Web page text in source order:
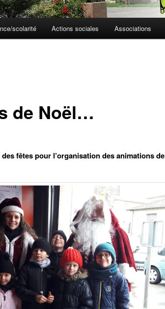
scolarité Actions sociales Associations
de Noël…
fêtes pour l’organisation des animations